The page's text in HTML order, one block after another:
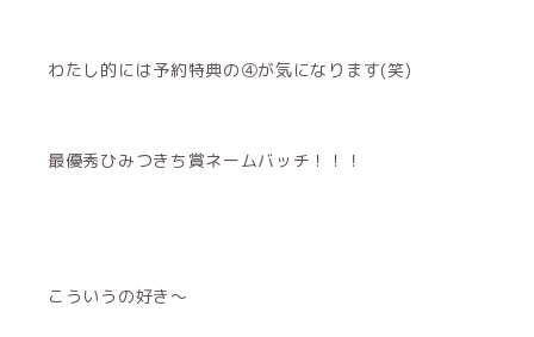
わたし的には予約特典の④が気になります(笑)
最優秀ひみつきち賞ネームバッチ！！！
こういうの好き～